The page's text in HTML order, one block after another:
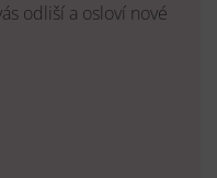
odliší a osloví nové